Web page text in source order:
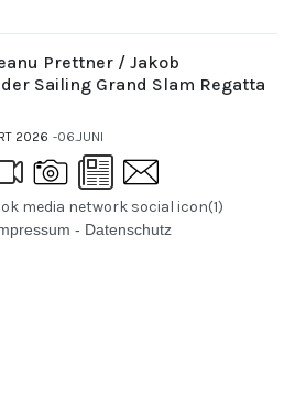
Prettner / Jakob
Sailing Grand Slam Regatta
2026 06.JUNI
- Datenschutz